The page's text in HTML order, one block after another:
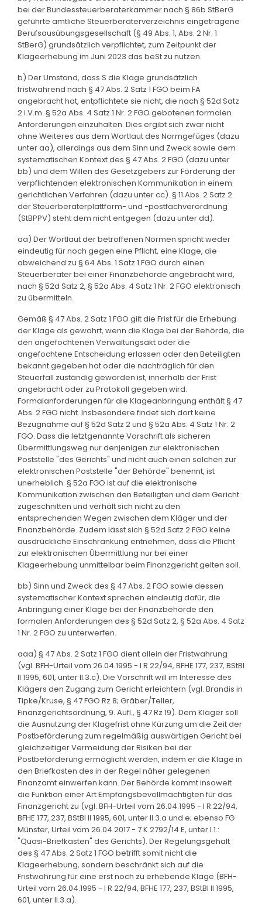
bei der Bundessteuerberaterkammer nach § 86b StBerG
geführte amtliche Steuerberaterverzeichnis eingetragene
Berufsausübungsgesellschaft (§ 49 Abs. 1, Abs. 2 Nr. 1
StBerG) grundsätzlich verpflichtet, zum Zeitpunkt der
Klageerhebung im Juni 2023 das beSt zu nutzen.
b) Der Umstand, dass S die Klage grundsätzlich
fristwahrend nach § 47 Abs. 2 Satz 1 FGO beim FA
angebracht hat, entpflichtete sie nicht, die nach § 52d Satz
2 i.V.m. § 52a Abs. 4 Satz 1 Nr. 2 FGO gebotenen formalen
Anforderungen einzuhalten. Dies ergibt sich zwar nicht
ohne Weiteres aus dem Wortlaut des Normgefüges (dazu
unter aa), allerdings aus dem Sinn und Zweck sowie dem
systematischen Kontext des § 47 Abs. 2 FGO (dazu unter
bb) und dem Willen des Gesetzgebers zur Förderung der
verpflichtenden elektronischen Kommunikation in einem
gerichtlichen Verfahren (dazu unter cc). § 11 Abs. 2 Satz 2
der Steuerberaterplattform- und -postfachverordnung
(StBPPV) steht dem nicht entgegen (dazu unter dd).
aa) Der Wortlaut der betroffenen Normen spricht weder
eindeutig für noch gegen eine Pflicht, eine Klage, die
abweichend zu § 64 Abs. 1 Satz 1 FGO durch einen
Steuerberater bei einer Finanzbehörde angebracht wird,
nach § 52d Satz 2, § 52a Abs. 4 Satz 1 Nr. 2 FGO elektronisch
zu übermitteln.
Gemäß § 47 Abs. 2 Satz 1 FGO gilt die Frist für die Erhebung
der Klage als gewahrt, wenn die Klage bei der Behörde, die
den angefochtenen Verwaltungsakt oder die
angefochtene Entscheidung erlassen oder den Beteiligten
bekannt gegeben hat oder die nachträglich für den
Steuerfall zuständig geworden ist, innerhalb der Frist
angebracht oder zu Protokoll gegeben wird.
Formalanforderungen für die Klageanbringung enthält § 47
Abs. 2 FGO nicht. Insbesondere findet sich dort keine
Bezugnahme auf § 52d Satz 2 und § 52a Abs. 4 Satz 1 Nr. 2
FGO. Dass die letztgenannte Vorschrift als sicheren
Übermittlungsweg nur denjenigen zur elektronischen
Poststelle "des Gerichts" und nicht auch einen solchen zur
elektronischen Poststelle "der Behörde" benennt, ist
unerheblich. § 52a FGO ist auf die elektronische
Kommunikation zwischen den Beteiligten und dem Gericht
zugeschnitten und verhält sich nicht zu den
entsprechenden Wegen zwischen dem Kläger und der
Finanzbehörde. Zudem lässt sich § 52d Satz 2 FGO keine
ausdrückliche Einschränkung entnehmen, dass die Pflicht
zur elektronischen Übermittlung nur bei einer
Klageerhebung unmittelbar beim Finanzgericht gelten soll.
bb) Sinn und Zweck des § 47 Abs. 2 FGO sowie dessen
systematischer Kontext sprechen eindeutig dafür, die
Anbringung einer Klage bei der Finanzbehörde den
formalen Anforderungen des § 52d Satz 2, § 52a Abs. 4 Satz
1 Nr. 2 FGO zu unterwerfen.
aaa) § 47 Abs. 2 Satz 1 FGO dient allein der Fristwahrung
(vgl. BFH-Urteil vom 26.04.1995 - I R 22/94, BFHE 177, 237, BStBl
II 1995, 601, unter II.3.c). Die Vorschrift will im Interesse des
Klägers den Zugang zum Gericht erleichtern (vgl. Brandis in
Tipke/Kruse, § 47 FGO Rz 8; Gräber/Teller,
Finanzgerichtsordnung, 9. Aufl., § 47 Rz 19). Dem Kläger soll
die Ausnutzung der Klagefrist ohne Kürzung um die Zeit der
Postbeförderung zum regelmäßig auswärtigen Gericht bei
gleichzeitiger Vermeidung der Risiken bei der
Postbeförderung ermöglicht werden, indem er die Klage in
den Briefkasten des in der Regel näher gelegenen
Finanzamt einwerfen kann. Der Behörde kommt insoweit
die Funktion einer Art Empfangsbevollmächtigten für das
Finanzgericht zu (vgl. BFH-Urteil vom 26.04.1995 - I R 22/94,
BFHE 177, 237, BStBl II 1995, 601, unter II.3.a und e; ebenso FG
Münster, Urteil vom 26.04.2017 - 7 K 2792/14 E, unter I.1.:
"Quasi-Briefkasten" des Gerichts). Der Regelungsgehalt
des § 47 Abs. 2 Satz 1 FGO betrifft somit nicht die
Klageerhebung, sondern beschränkt sich auf die
Fristwahrung für eine erst noch zu erhebende Klage (BFH-
Urteil vom 26.04.1995 - I R 22/94, BFHE 177, 237, BStBl II 1995,
601, unter II.3.a).